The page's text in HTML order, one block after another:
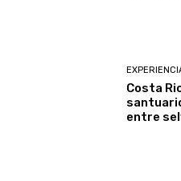
Costa
entre